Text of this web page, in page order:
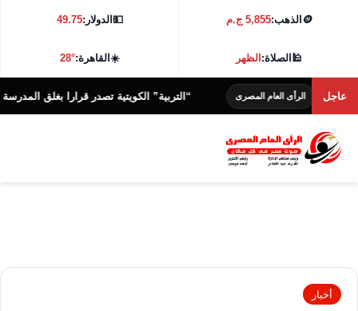
🪙 الذهب:5,855 ج.م 💵الدولار:49.75
🕌الصلاة:الظهر ☀️القاهرة:28°
عاجل
الرأى العام المصرى “التربية” الكويتية تصدر قرارا بغلق المدرسة
أخبار